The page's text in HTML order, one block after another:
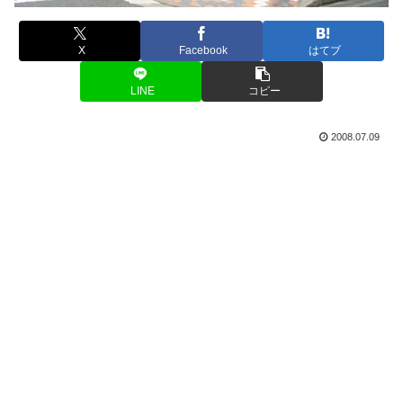
X Facebook はてブ
LINE コピー
2008.07.09